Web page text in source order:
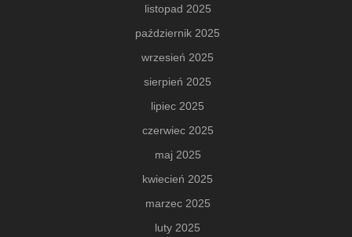
listopad 2025
październik 2025
wrzesień 2025
sierpień 2025
lipiec 2025
czerwiec 2025
maj 2025
kwiecień 2025
marzec 2025
luty 2025